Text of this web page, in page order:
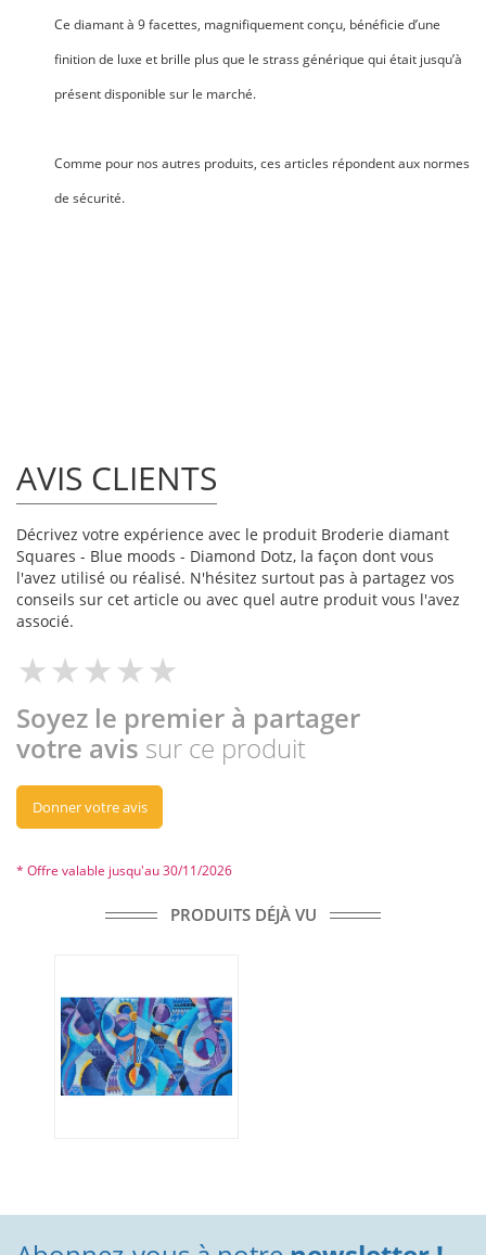
Ce diamant à 9 facettes, magnifiquement conçu, bénéficie d’une
finition de luxe et brille plus que le strass générique qui était jusqu’à
présent disponible sur le marché.
Comme pour nos autres produits, ces articles répondent aux normes
de sécurité.
AVIS CLIENTS
Décrivez votre expérience avec le produit Broderie diamant
Squares - Blue moods - Diamond Dotz, la façon dont vous
l'avez utilisé ou réalisé. N'hésitez surtout pas à partagez vos
conseils sur cet article ou avec quel autre produit vous l'avez
associé.
Soyez le premier à partager
votre avis sur ce produit
Donner votre avis
* Offre valable jusqu'au 30/11/2026
PRODUITS DÉJÀ VU